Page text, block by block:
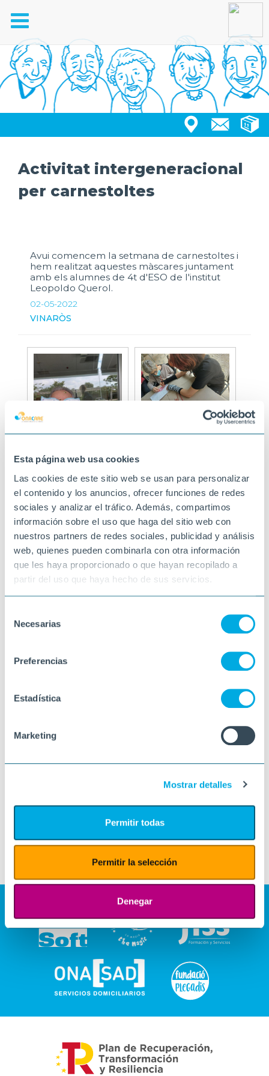
Esta página web usa cookies
Las cookies de este sitio web se usan para personalizar
el contenido y los anuncios, ofrecer funciones de redes
sociales y analizar el tráfico. Además, compartimos
información sobre el uso que haga del sitio web con
nuestros partners de redes sociales, publicidad y análisis
web, quienes pueden combinarla con otra información
que les haya proporcionado o que hayan recopilado a
partir del uso que haya hecho de sus servicios.
Necesarias
Preferencias
Estadística
Marketing
Mostrar detalles
Permitir todas
Permitir la selección
Denegar
Toggle
navigation
Activitat intergeneracional
per carnestoltes
Avui comencem la setmana de carnestoltes i
hem realitzat aquestes màscares juntament
amb els alumnes de 4t d'ESO de l'institut
Leopoldo Querol.
02-05-2022
VINARÒS